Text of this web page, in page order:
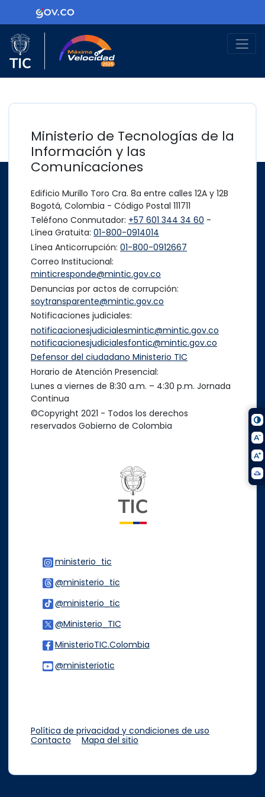
Ir al contenido principalLogo Gobierno de Colombia
Logo del Ministerio TIC
Ministerio de Tecnologías de la
Información y las
Comunicaciones
Edificio Murillo Toro Cra. 8a entre calles 12A y 12B
Bogotá, Colombia - Código Postal 111711
Teléfono Conmutador: +57 601 344 34 60 -
Línea Gratuita: 01-800-0914014
Línea Anticorrupción: 01-800-0912667
Correo Institucional:
minticresponde@mintic.gov.co
Denuncias por actos de corrupción:
soytransparente@mintic.gov.co
Notificaciones judiciales:
notificacionesjudicialesmintic@mintic.gov.co
notificacionesjudicialesfontic@mintic.gov.co
Defensor del ciudadano Ministerio TIC
Horario de Atención Presencial:
Lunes a viernes de 8:30 a.m. – 4:30 p.m. Jornada
Continua
©Copyright 2021 - Todos los derechos
reservados Gobierno de Colombia
ministerio_tic
@ministerio_tic
@ministerio_tic
@Ministerio_TIC
MinisterioTIC.Colombia
@ministeriotic
Política de privacidad y condiciones de uso
Contacto
Mapa del sitio